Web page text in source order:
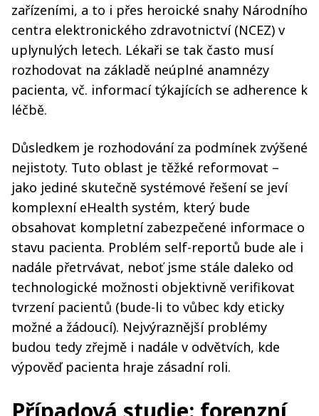
zařízeními, a to i přes heroické snahy Národního
centra elektronického zdravotnictví (NCEZ) v
uplynulých letech. Lékaři se tak často musí
rozhodovat na základě neúplné anamnézy
pacienta, vč. informací týkajících se adherence k
léčbě.
Důsledkem je rozhodování za podmínek zvýšené
nejistoty. Tuto oblast je těžké reformovat –
jako jediné skutečně systémové řešení se jeví
komplexní eHealth systém, který bude
obsahovat kompletní zabezpečené informace o
stavu pacienta. Problém self-reportů bude ale i
nadále přetrvávat, neboť jsme stále daleko od
technologické možnosti objektivně verifikovat
tvrzení pacientů (bude-li to vůbec kdy eticky
možné a žádoucí). Nejvýraznější problémy
budou tedy zřejmě i nadále v odvětvích, kde
výpověď pacienta hraje zásadní roli.